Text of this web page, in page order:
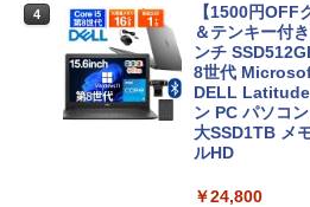
4
【1500円OFF
＆テンキー付
ンチ
8世代
DELL Latitude
ン PC パソコ
大SSD1TB メ
ルHD
￥24,800